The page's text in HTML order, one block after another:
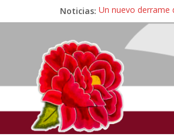
Noticias: Un nuevo derrame
Ángel, el joven
Familiares de
Alertan
Pescadores y